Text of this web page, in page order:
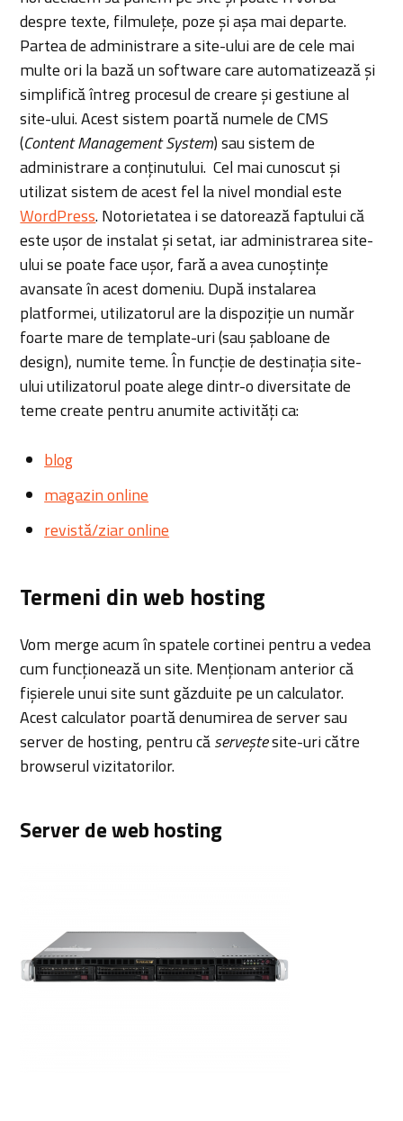
despre texte, filmulețe, poze și așa mai departe.
Partea de administrare a site-ului are de cele mai
multe ori la bază un software care automatizează și
simplifică întreg procesul de creare și gestiune al
site-ului. Acest sistem poartă numele de CMS
(Content Management System) sau sistem de
administrare a conținutului. Cel mai cunoscut și
utilizat sistem de acest fel la nivel mondial este
WordPress. Notorietatea i se datorează faptului că
este ușor de instalat și setat, iar administrarea site-
ului se poate face ușor, fară a avea cunoștințe
avansate în acest domeniu. După instalarea
platformei, utilizatorul are la dispoziție un număr
foarte mare de template-uri (sau șabloane de
design), numite teme. În funcție de destinația site-
ului utilizatorul poate alege dintr-o diversitate de
teme create pentru anumite activități ca:
blog
magazin online
revistă/ziar online
Termeni din web hosting
Vom merge acum în spatele cortinei pentru a vedea
cum funcționează un site. Menționam anterior că
fișierele unui site sunt găzduite pe un calculator.
Acest calculator poartă denumirea de server sau
server de hosting, pentru căserveștesite-uri către
browserul vizitatorilor.
Server de web hosting